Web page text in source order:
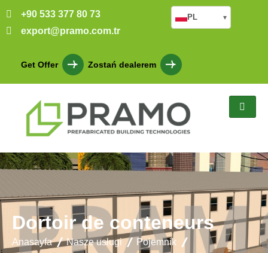
+90 533 377 80 73
export@pramo.com.tr
Get Offer Zostań dealerem
PL ▾
Dortoir de conteneurs
Anasayfa Nasze usługi
Pojemnik